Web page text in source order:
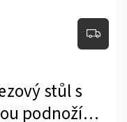
stůl s
podnoží